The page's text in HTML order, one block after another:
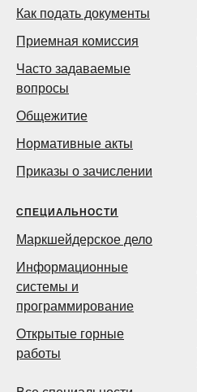
Как подать документы
Приемная комиссия
Часто задаваемые
вопросы
Общежитие
Нормативные акты
Приказы о зачислении
СПЕЦИАЛЬНОСТИ
Маркшейдерское дело
Информационные
системы и
программирование
Открытые горные
работы